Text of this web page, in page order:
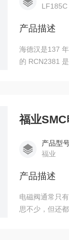
产品描述
海德汉是137
的 RCN2381
福业
产品型
福业
产品描述
电磁阀通常只
思不少，但还